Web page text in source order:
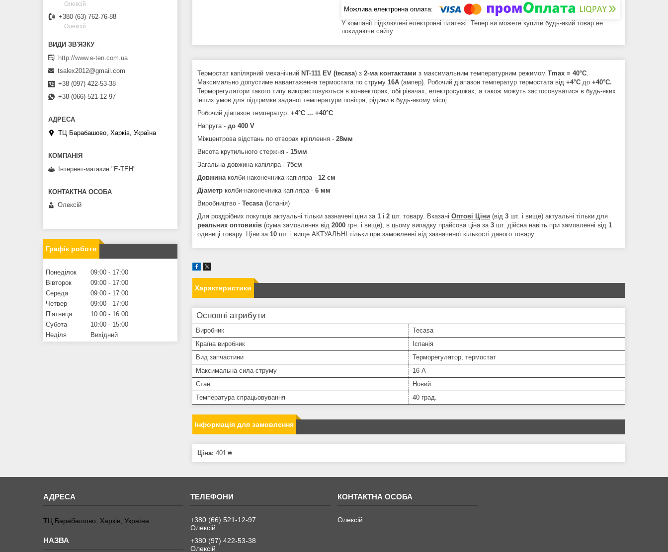
У компанії підключені електронні платежі. Тепер ви можете купити будь-який товар не
покидаючи сайту.
Термостат капілярний механічний NT-111 EV (tecasa) з 2-ма контактами з максимальним температурним режимом Tmax = 40°C
Максимально допустиме навантаження термостата по струму 16А (ампер). Робочий діапазон температур термостата від +4°С до +40°С.
Терморегулятори такого типу використовуються в конвекторах, обігрівачах, електросушках, а також можуть застосовуватися в будь-яких
інших умов для підтримки заданої температури повітря, рідини в будь-якому місці.
Робочий діапазон температур: +4°С ... +40°С
Напруга - до 400 V
Міжцентрова відстань по отворах кріплення - 28мм
Висота крутильного стержня - 15мм
Загальна довжина капіляра - 75см
Довжина колби-наконечника капіляра - 12 см
Діаметр колби-наконечника капіляра - 6 мм
Виробництво - Tecasa (Іспанія)
Для роздрібних покупців актуальні тільки зазначені ціни за 1 і 2 шт. товару. Вказані Оптові Ціни (від 3 шт. і вище) актуальні тільки для
реальних оптовиків (сума замовлення від 2000 грн. і вище), в цьому випадку прайсова ціна за 3 шт. дійсна навіть при замовленні від 1
одиниці товару. Ціни за 10 шт. і вище АКТУАЛЬНІ тільки при замовленні від зазначеної кількості даного товару.
Характеристики
Основні атрибути
Виробник
Tecasa
Країна виробник
Іспанія
Вид запчастини
Терморегулятор, термостат
Максимальна сила струму
16 А
Стан
Новий
Температура спрацьовування
40 град.
Інформація для замовлення
Ціна: 401 ₴
Олексій
+380 (63) 762-76-88
Олексій
http://www.e-ten.com.ua
tsalex2012@gmail.com
+38 (097) 422-53-38
+38 (066) 521-12-97
ТЦ Барабашово, Харків, Україна
Інтернет-магазин "Е-ТЕН"
Олексій
Графік роботи
Понеділок 09:00
17:00
Вівторок
09:00
17:00
Середа
09:00
17:00
Четвер
09:00
17:00
Пʼятниця
10:00
16:00
Субота
10:00
15:00
Неділя
Вихідний
ТЦ Барабашово, Харків, Україна
+380 (66) 521-12-97
Олексій
+380 (97) 422-53-38
Олексій
Олексій